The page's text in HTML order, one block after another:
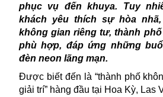
phục vụ đến khuya. Tuy
khách yêu thích sự hòa
không gian riêng tư, thành
phù hợp, đáp ứng những
đèn neon lãng mạn.
Được biết đến là “thành phố
giải trí” hàng đầu tại Hoa Kỳ, Las